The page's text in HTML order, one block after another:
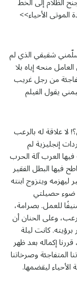
الأحياء>>
شقيقي الذي لم
منحه إياه بلا
من رجل غريب
يقول الفيلم
علاقة له بالرعب
إنجليزية لم
العرب آلة الحرب
فيها البطل الفقير
ويتزوج ابنته
ضوء حصيلتي
للعمل. بصرامة،
وعلى الحنان أن
كانت ليلة
إكماله بعد ظهر
المتفاجئة وصرخاتنا
ليقضمها.